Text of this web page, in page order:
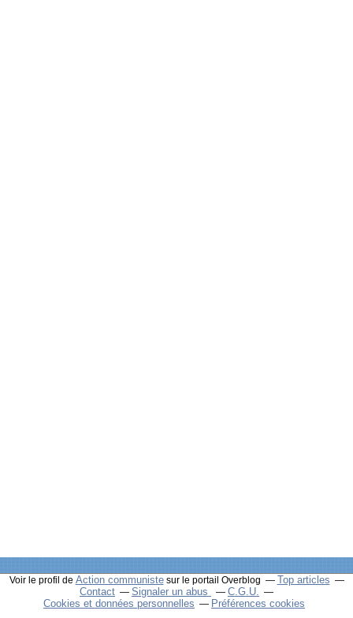
Voir le profil de Action communistesur le portail Overblog
Top articles
Contact
Signaler un abus
C.G.U.
Cookies et données personnelles
Préférences cookies